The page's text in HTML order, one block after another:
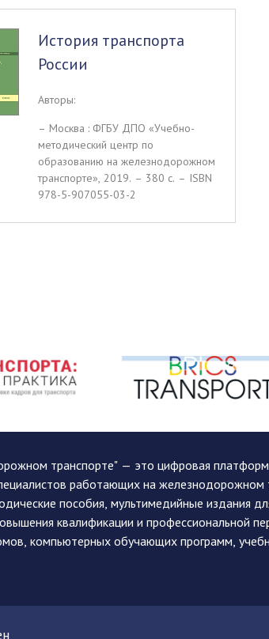
История транспорта
России
Авторы:
– Москва : ФГБУ ДПО «Учебно-
методический центр по
образованию на железнодорожном
транспорте», 2019. – 380 c. – ISBN
978-5-907055-03-2
транспорте" — это цифровая
работающих на
пособия, мультимедийные издания
квалификации и профессиональной
компьютерных обучающих программ,